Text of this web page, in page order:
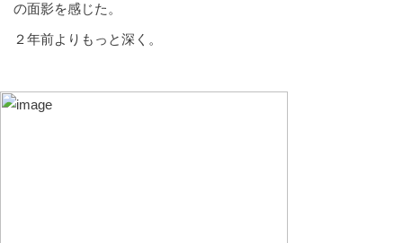
の面影を感じた。
２年前よりもっと深く。